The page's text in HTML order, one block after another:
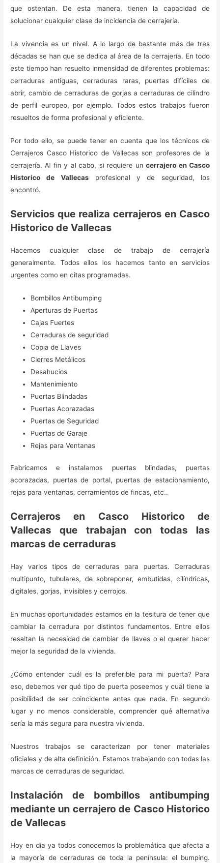
que ostentan. De esta manera, tienen la capacidad de
solucionar cualquier clase de incidencia de cerrajería.
La vivencia es un nivel. A lo largo de bastante más de tres
décadas se han que se dedica al área de la cerrajería. En todo
este tiempo han resuelto inmensidad de diferentes problemas:
cerraduras antiguas, cerraduras raras, puertas difíciles de
abrir, cambio de cerraduras de gorjas a cerraduras de cilindro
de perfil europeo, por ejemplo. Todos estos trabajos fueron
resueltos de forma profesional y eficiente.
Por todo ello, se puede tener en cuenta que los técnicos de
Cerrajeros Casco Historico de Vallecas son profesores de la
cerrajería. Al fin y al cabo, si requiere uncerrajero en Casco
Historico de Vallecasprofesional y de seguridad, los
encontró.
Servicios que realiza cerrajeros en Casco
Historico de Vallecas
Hacemos cualquier clase de trabajo de cerrajería
generalmente. Todos ellos los hacemos tanto en servicios
urgentes como en citas programadas.
Bombillos Antibumping
Aperturas de Puertas
Cajas Fuertes
Cerraduras de seguridad
Copia de Llaves
Cierres Metálicos
Desahucios
Mantenimiento
Puertas Blindadas
Puertas Acorazadas
Puertas de Seguridad
Puertas de Garaje
Rejas para Ventanas
Fabricamos e instalamos puertas blindadas, puertas
acorazadas, puertas de portal, puertas de estacionamiento,
rejas para ventanas, cerramientos de fincas, etc..
Cerrajeros en Casco Historico de
Vallecas que trabajan con todas las
marcas de cerraduras
Hay varios tipos de cerraduras para puertas. Cerraduras
multipunto, tubulares, de sobreponer, embutidas, cilíndricas,
digitales, gorjas, invisibles y cerrojos.
En muchas oportunidades estamos en la tesitura de tener que
cambiar la cerradura por distintos fundamentos. Entre ellos
resaltan la necesidad de cambiar de llaves o el querer hacer
mejor la seguridad de la vivienda.
¿Cómo entender cuál es la preferible para mi puerta? Para
eso, debemos ver qué tipo de puerta poseemos y cuál tiene la
posibilidad de ser coincidente antes que nada. En segundo
lugar y no menos considerable, comprender qué alternativa
sería la más segura para nuestra vivienda.
Nuestros trabajos se caracterizan por tener materiales
oficiales y de alta definición. Estamos trabajando con todas las
marcas de cerraduras de seguridad.
Instalación de bombillos antibumping
mediante un cerrajero de Casco Historico
de Vallecas
Hoy en día ya todos conocemos la problemática que afecta a
la mayoría de cerraduras de toda la península: el bumping.